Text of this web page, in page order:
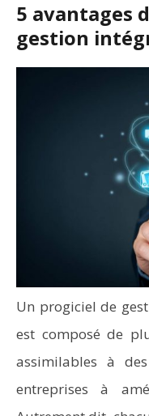
5 avantages
gestion
Un progiciel de
est composé de
assimilables à
entreprises à